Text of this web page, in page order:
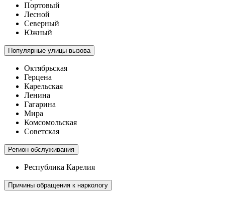
Портовый
Лесной
Северный
Южный
Популярные улицы вызова
Октябрьская
Герцена
Карельская
Ленина
Гагарина
Мира
Комсомольская
Советская
Регион обслуживания
Республика Карелия
Причины обращения к наркологу